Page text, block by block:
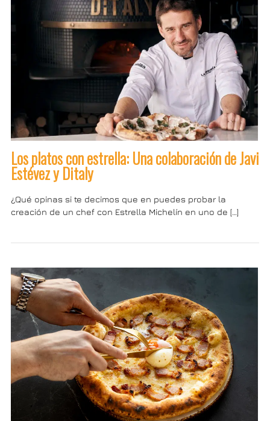
Los platos con estrella: Una colaboración de Javi
Estévez y Ditaly
¿Qué opinas si te decimos que en puedes probar la
creación de un chef con Estrella Michelín en uno de […]